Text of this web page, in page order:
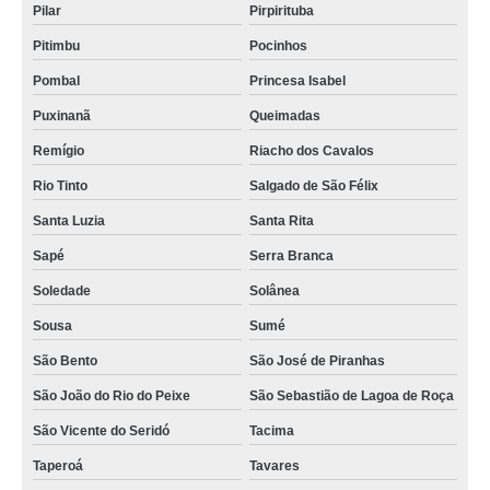
aluga sala de reunião preço Aquiraz
aluguel de espaço para reuniões valor Itaporanga
auguéis de sala de reunião preço Bonito de Santa Fé
aluga sala de reunião Juazeirinho
aluguel sala de atendimento valor Macaíba
valor de alugueis sala de reunião Pocinhos
locação sala de reunião empresa preço Coremas
valor de alugueis sala de reunião Sousa
onde encontrar auguéis de sala de reunião Parnamirim
aluguel sala de atendimento Aparecida
onde encontrar aluguel para sala para reunião Olinda
Pilar Pirpirituba
Pitimbu Pocinhos
Pombal Princesa Isabel
Puxinanã Queimadas
Remígio Riacho dos Cavalos
Rio Tinto Salgado de São Félix
Santa Luzia Santa Rita
Sapé Serra Branca
Soledade Solânea
Sousa Sumé
São Bento São José de Piranhas
São João do Rio do Peixe São Sebastião de Lagoa de Roça
São Vicente do Seridó Tacima
Taperoá Tavares